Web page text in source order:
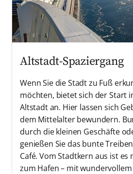
Altstadt-Spaziergang
Wenn Sie die Stadt zu Fuß
möchten, bietet sich der Start
Altstadt an. Hier lassen sich
dem Mittelalter bewundern.
durch die kleinen Geschäfte
genießen Sie das bunte
Café. Vom Stadtkern aus ist es
zum Hafen – mit wundervollem